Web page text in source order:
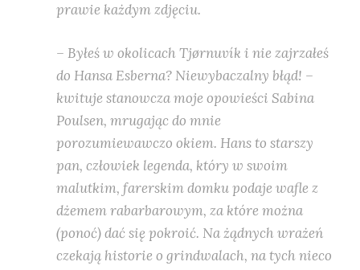
prawie każdym zdjęciu.
– Byłeś w okolicach Tjørnuvík i nie zajrzałeś
do Hansa Esberna? Niewybaczalny błąd! –
kwituje stanowcza moje opowieści Sabina
Poulsen, mrugając do mnie
porozumiewawczo okiem. Hans to starszy
pan, człowiek legenda, który w swoim
malutkim, farerskim domku podaje wafle z
dżemem rabarbarowym, za które można
(ponoć) dać się pokroić. Na żądnych wrażeń
czekają historie o grindwalach, na tych nieco